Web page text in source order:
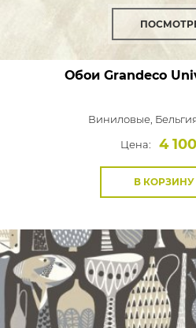
Обои Grandeco
Виниловые,
Цена:
4
В КОРЗИНУ